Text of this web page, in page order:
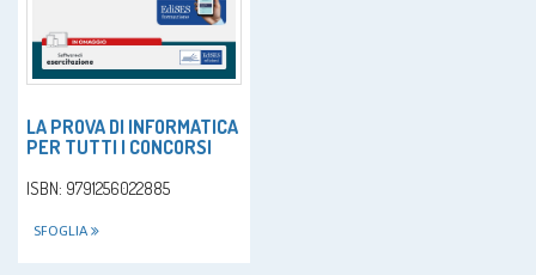
LA PROVA DI INFORMATICA
PER TUTTI I CONCORSI
ISBN: 9791256022885
SFOGLIA